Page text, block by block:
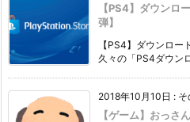
【PS4】ダウンロ
弾】
【PS4】ダウンロー
久々の「PS4ダウン
2018年10月10日 : そ
【ゲーム】おっさ